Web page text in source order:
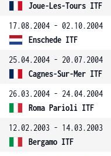
Joue-Les-Tours ITF
17.08.2004 - 02.10.2004
Enschede ITF
25.04.2004 - 20.07.2004
Cagnes-Sur-Mer ITF
26.03.2004 - 24.04.2004
Roma Parioli ITF
12.02.2003 - 14.03.2003
Bergamo ITF